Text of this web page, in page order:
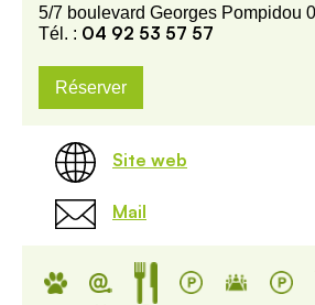
5/7 boulevard Georges Pompidou
Tél. : 04 92 53 57 57
Réserver
Site web
Mail